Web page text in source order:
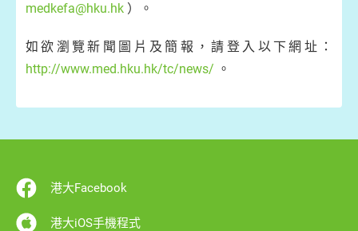
medkefa@hku.hk ）。
如欲瀏覽新聞圖片及簡報，請登入以下網址：
http://www.med.hku.hk/tc/news/ 。
港大Facebook
港大iOS手機程式